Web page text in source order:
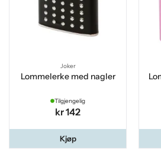
Joker
Lommelerke med nagler
Tilgjengelig
kr 142
Kjøp